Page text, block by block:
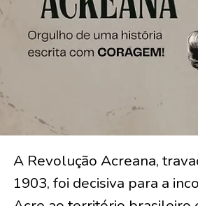
A Revolução Acreana,
1903, foi decisiva para a